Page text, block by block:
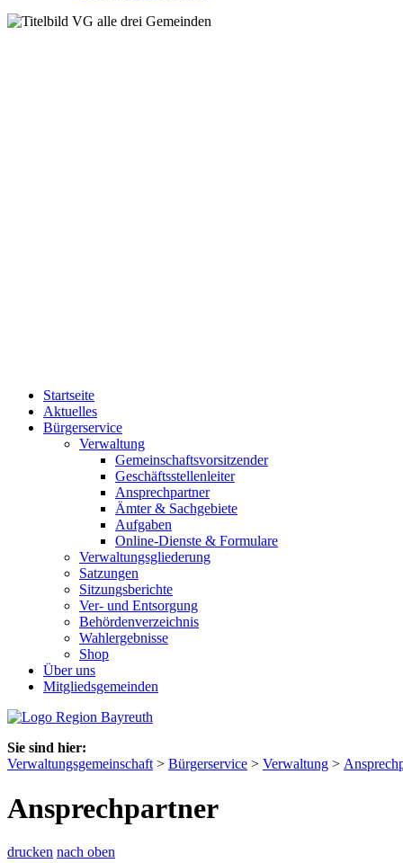
Startseite
Aktuelles
Bürgerservice
Verwaltung
Gemeinschaftsvorsitzender
Geschäftsstellenleiter
Ansprechpartner
Ämter & Sachgebiete
Aufgaben
Online-Dienste & Formulare
Verwaltungsgliederung
Satzungen
Sitzungsberichte
Ver- und Entsorgung
Behördenverzeichnis
Wahlergebnisse
Shop
Über uns
Mitgliedsgemeinden
Sie sind hier:
Verwaltungsgemeinschaft > Bürgerservice > Verwaltung >
Ansprechpartner
drucken nach oben